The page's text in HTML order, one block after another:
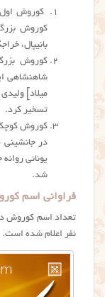
کوروش
بانیپال، خراجگزار وی
تسخیر کرد.
کوروش
یونانی
شد.
فراوانی اسم
نفر اعلام شده است.